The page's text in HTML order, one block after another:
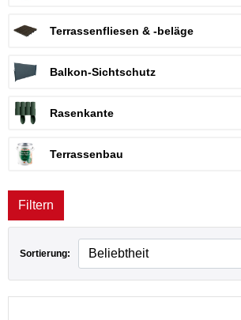
Terrassenfliesen & -beläge
Balkon-Sichtschutz
Rasenkante
Terrassenbau
Filtern
Sortierung: